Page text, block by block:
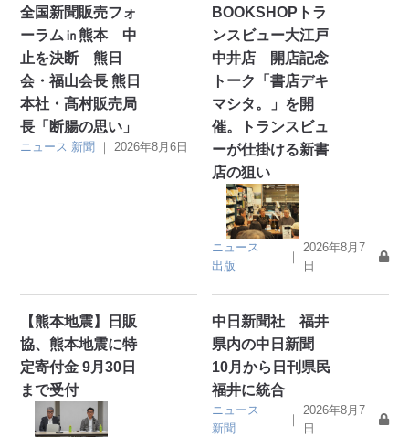
全国新聞販売フォ
ーラム㏌熊本 中
止を決断 熊日
会・福山会長 熊日
本社・髙村販売局
長「断腸の思い」
ニュース 新聞 ｜2026年8月6日
BOOKSHOPトラ
ンスビュー大江戸
中井店 開店記念
トーク「書店デキ
マシタ。」を開
催。トランスビュ
ーが仕掛ける新書
店の狙い
ニュース
出版
｜
2026年8月7
日
【熊本地震】日販
協、熊本地震に特
定寄付金 9月30日
まで受付
中日新聞社 福井
県内の中日新聞
10月から日刊県民
福井に統合
ニュース
新聞
｜
2026年8月7
日